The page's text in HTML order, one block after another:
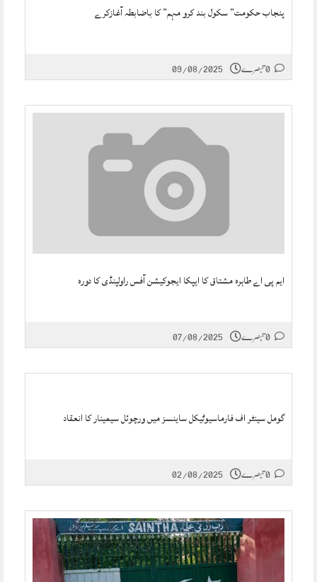
پنجاب حکومت” سکول بند کرو مہم” کا باضابطہ آغازکرے
09/08/2025
ایم پی اے طاہرہ مشتاق کا ایپکا ایجوکیشن آفس راولپنڈی کا دورہ
07/08/2025
گومل سینٹر اف فارماسیوٹیکل ساینسز میں ورچوئل سیمینار کا انعقاد
02/08/2025